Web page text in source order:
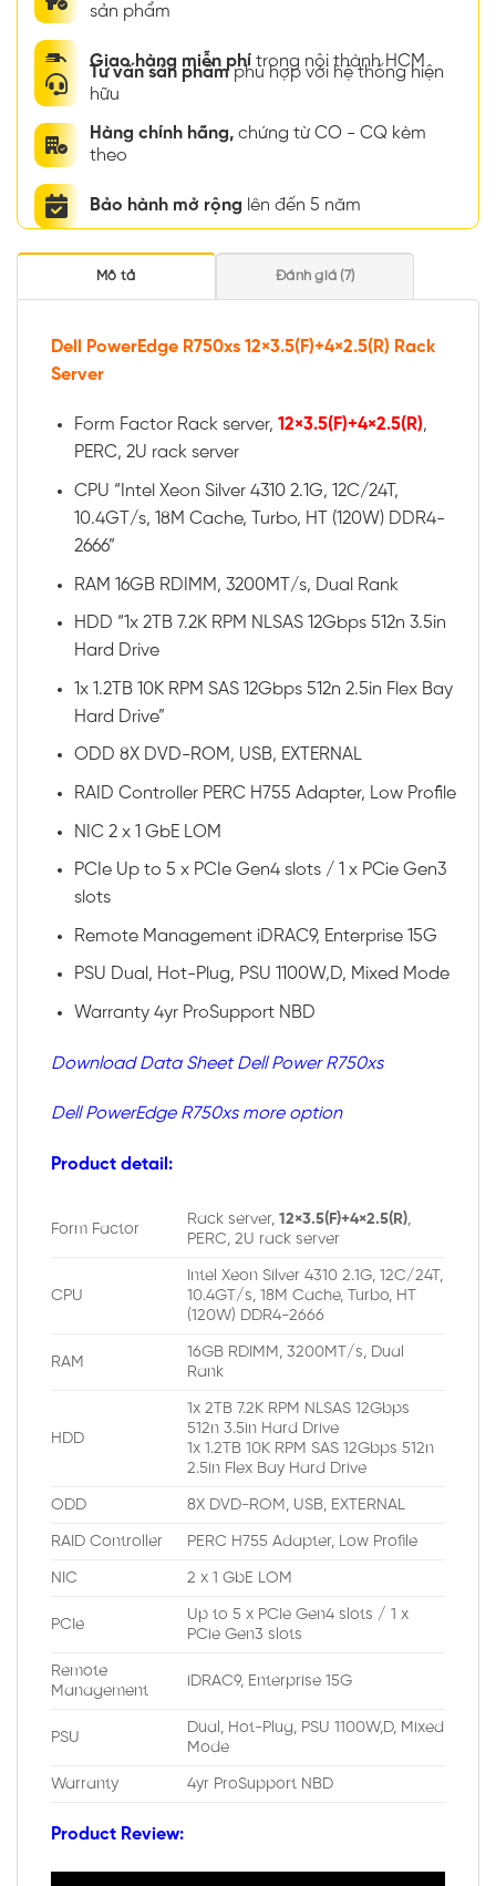
sản phẩm
Giao hàng miễn phí trong nội thành HCM
Tư vấn sản phẩmphù hợp với hệ thống hiện
hữu
Hàng chính hãng, chứng từ CO - CQ kèm
theo
Bảo hành mở rộng lên đến 5 năm
Mô tả Đánh giá (7)
Dell PowerEdge R750xs 12×3.5(F)+4×2.5(R) Rack
Server
Form Factor Rack server, 12×3.5(F)+4×2.5(R),
PERC, 2U rack server
CPU “Intel Xeon Silver 4310 2.1G, 12C/24T,
10.4GT/s, 18M Cache, Turbo, HT (120W) DDR4-
2666”
RAM 16GB RDIMM, 3200MT/s, Dual Rank
HDD “1x 2TB 7.2K RPM NLSAS 12Gbps 512n 3.5in
Hard Drive
1x 1.2TB 10K RPM SAS 12Gbps 512n 2.5in Flex Bay
Hard Drive”
ODD 8X DVD-ROM, USB, EXTERNAL
RAID Controller PERC H755 Adapter, Low Profile
NIC 2 x 1 GbE LOM
PCIe Up to 5 x PCIe Gen4 slots / 1 x PCie Gen3
slots
Remote Management iDRAC9, Enterprise 15G
PSU Dual, Hot-Plug, PSU 1100W,D, Mixed Mode
Warranty 4yr ProSupport NBD
Download Data Sheet Dell Power R750xs
Dell PowerEdge R750xs more option
Product detail:
Form Factor
Rack server,12×3.5(F)+4×2.5(R),
PERC, 2U rack server
CPU
Intel Xeon Silver 4310 2.1G, 12C/24T,
10.4GT/s, 18M Cache, Turbo, HT
(120W) DDR4-2666
RAM
16GB RDIMM, 3200MT/s, Dual
Rank
HDD
1x 2TB 7.2K RPM NLSAS 12Gbps
512n 3.5in Hard Drive
1x 1.2TB 10K RPM SAS 12Gbps 512n
2.5in Flex Bay Hard Drive
ODD 8X DVD-ROM, USB, EXTERNAL
RAID Controller PERC H755 Adapter, Low Profile
NIC 2 x 1 GbE LOM
PCIe
Up to 5 x PCIe Gen4 slots / 1 x
PCie Gen3 slots
Remote
Management
iDRAC9, Enterprise 15G
PSU
Dual, Hot-Plug, PSU 1100W,D, Mixed
Mode
Warranty 4yr ProSupport NBD
Product Review: